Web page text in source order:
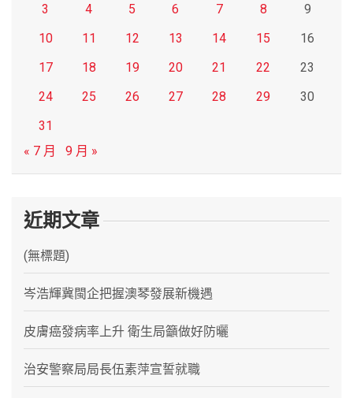
3
4 5 6 7 8
9
10
11 12 13 14 15
16
17
18 19 20 21 22
23
24
25 26 27 28 29
30
31
« 7 月
9 月 »
近期文章
(無標題)
岑浩輝冀閩企把握澳琴發展新機遇
皮膚癌發病率上升 衛生局籲做好防曬
治安警察局局長伍素萍宣誓就職